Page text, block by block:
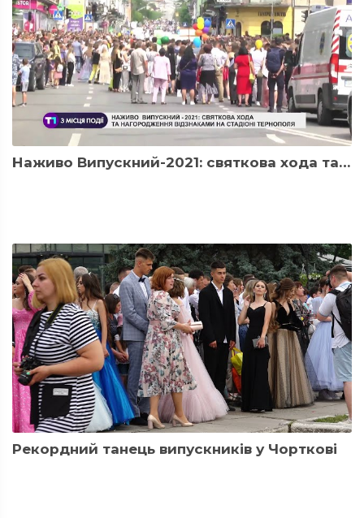
Наживо Випускний-2021: святкова хода та нагородження в...
Рекордний танець випускників у Чорткові